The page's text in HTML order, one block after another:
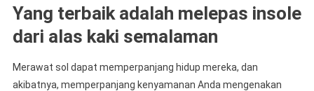
Yang terbaik adalah melepas insole
dari alas kaki semalaman
Merawat sol dapat memperpanjang hidup mereka, dan
akibatnya, memperpanjang kenyamanan Anda mengenakan